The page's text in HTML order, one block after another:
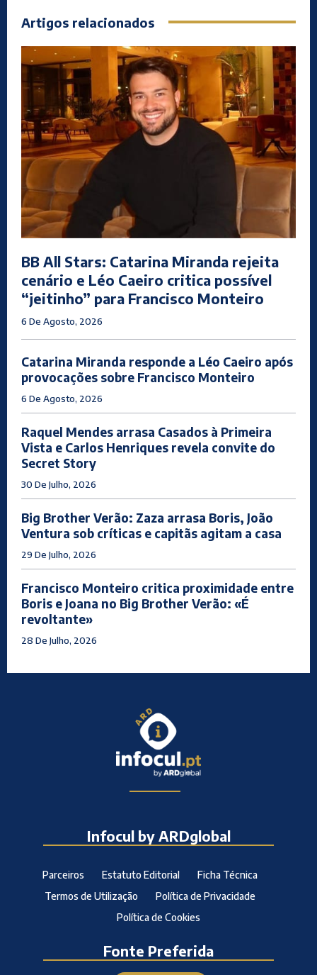
Artigos relacionados
BB All Stars: Catarina Miranda rejeita
cenário e Léo Caeiro critica possível
“jeitinho” para Francisco Monteiro
6 De Agosto, 2026
Catarina Miranda responde a Léo Caeiro após
provocações sobre Francisco Monteiro
6 De Agosto, 2026
Raquel Mendes arrasa Casados à Primeira
Vista e Carlos Henriques revela convite do
Secret Story
30 De Julho, 2026
Big Brother Verão: Zaza arrasa Boris, João
Ventura sob críticas e capitãs agitam a casa
29 De Julho, 2026
Francisco Monteiro critica proximidade entre
Boris e Joana no Big Brother Verão: «É
revoltante»
28 De Julho, 2026
Infocul by ARDglobal
Parceiros Estatuto Editorial
Ficha Técnica
Termos de Utilização
Política de Privacidade
Política de Cookies
Fonte Preferida